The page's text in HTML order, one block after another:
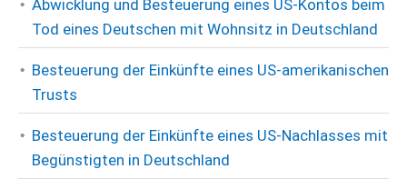
Abwicklung und Besteuerung eines US-Kontos beim
Tod eines Deutschen mit Wohnsitz in Deutschland
Besteuerung der Einkünfte eines US-amerikanischen
Trusts
Besteuerung der Einkünfte eines US-Nachlasses mit
Begünstigten in Deutschland